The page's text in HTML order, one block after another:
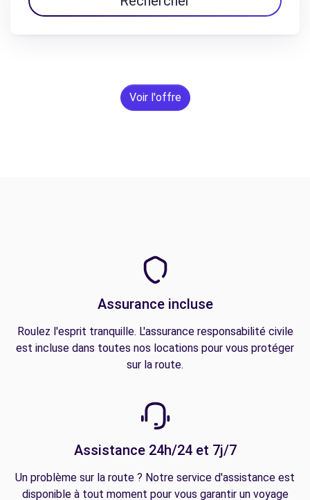
Voir l'offre
Assurance incluse
Roulez l'esprit tranquille. L'assurance responsabilité civile
est incluse dans toutes nos locations pour vous protéger
sur la route.
Assistance 24h/24 et 7j/7
Un problème sur la route ? Notre service d'assistance est
disponible à tout moment pour vous garantir un voyage